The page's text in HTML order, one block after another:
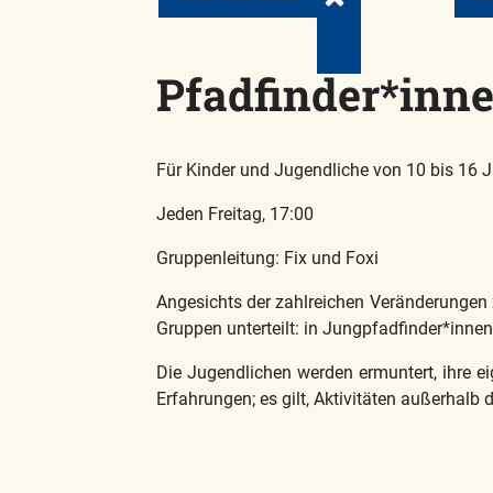
Für Kinder und Jugendliche von 10 bis 16
Jeden Freitag, 17:00
Gruppenleitung: Fix und Foxi
Angesichts der zahlreichen
Gruppen unterteilt: in
Die Jugendlichen werden ermuntert, ihre
Erfahrungen; es gilt, Aktivitäten außerhalb